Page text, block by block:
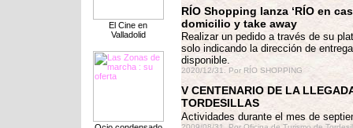
El Cine en
Valladolid
RÍO Shopping lanza ‘RÍO en
domicilio y take away
Realizar un pedido a través de su
solo indicando la dirección de
disponible.
2020/12/31. Por RÍO SHOPPING
V CENTENARIO DE LA
TORDESILLAS
Actividades durante el mes de